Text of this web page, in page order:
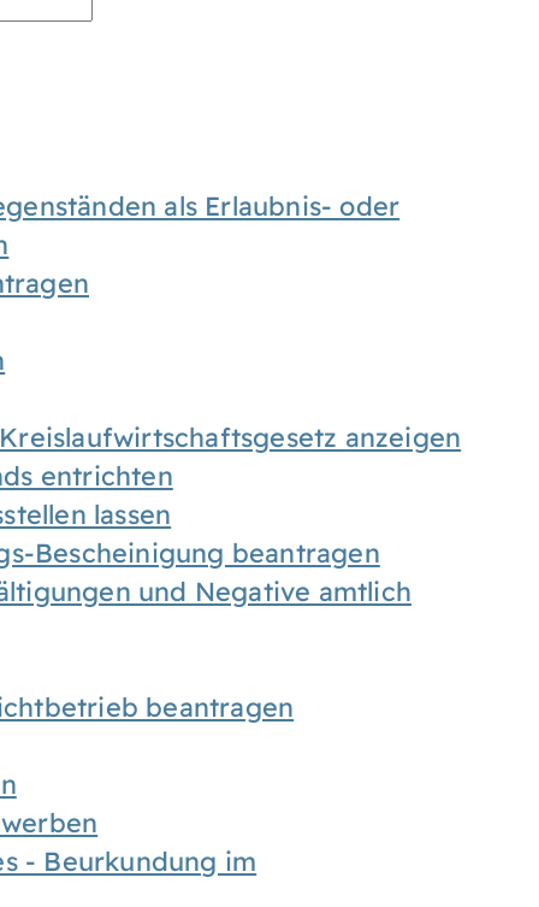
als Erlaubnis- oder
anzeigen
entrichten
lassen
Bescheinigung beantragen
und Negative amtlich
beantragen
- Beurkundung im